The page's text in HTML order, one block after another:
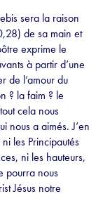
sera la raison
de sa main et
exprime le
à partir d’une
de l’amour du
? la faim ? le
cela nous
nous a aimés. J’en
les Principautés
ni les hauteurs,
pourra nous
Jésus notre